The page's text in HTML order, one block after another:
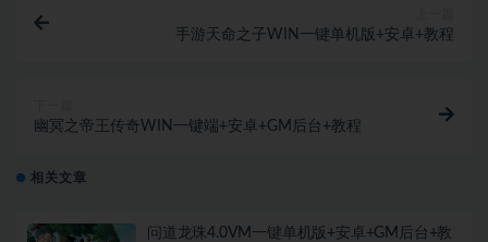
手游天命之子WIN一键单机版+安卓+教程
幽冥之帝王传奇WIN一键端+安卓+GM后台+教程
相关文章
问道龙珠4.0VM一键单机版+安卓+GM后台+教